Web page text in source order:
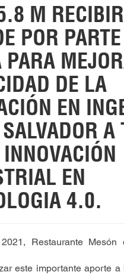
M
POR
PARA
DE LA
EN
A
EN
4.0.
Restaurante Mesón
este importante aporte